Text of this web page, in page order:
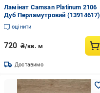
Ламінат Camsan Platinum 2106
Дуб Перламутровий (13914617)
оцінити
720 ₴/кв. м
Доставимо